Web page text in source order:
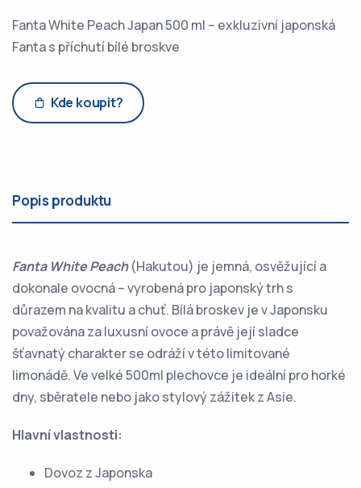
Fanta White Peach Japan 500 ml – exkluzivní japonská
Fanta s příchutí bílé broskve
Kde koupit?
Popis produktu
Fanta White Peach(Hakutou) je jemná, osvěžující a
dokonale ovocná – vyrobená pro japonský trh s
důrazem na kvalitu a chuť. Bílá broskev je v Japonsku
považována za luxusní ovoce a právě její sladce
šťavnatý charakter se odráží v této limitované
limonádě. Ve velké 500ml plechovce je ideální pro horké
dny, sběratele nebo jako stylový zážitek z Asie.
Hlavní vlastnosti:
Dovoz z Japonska